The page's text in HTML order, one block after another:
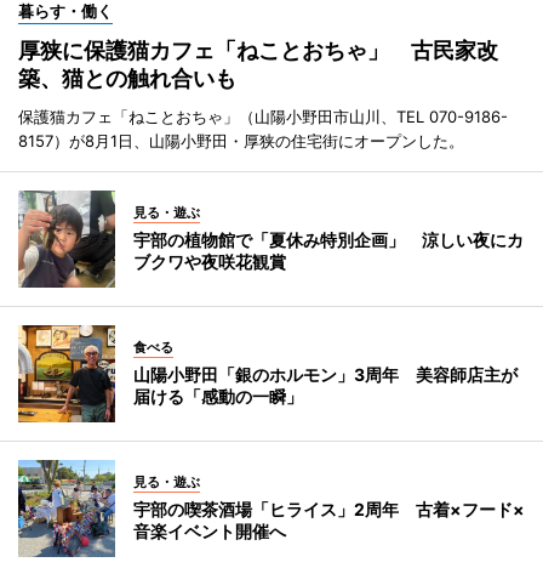
暮らす・働く
厚狭に保護猫カフェ「ねことおちゃ」 古民家改
築、猫との触れ合いも
保護猫カフェ「ねことおちゃ」（山陽小野田市山川、TEL 070-9186-
8157）が8月1日、山陽小野田・厚狭の住宅街にオープンした。
見る・遊ぶ
宇部の植物館で「夏休み特別企画」 涼しい夜にカ
ブクワや夜咲花観賞
食べる
山陽小野田「銀のホルモン」3周年 美容師店主が
届ける「感動の一瞬」
見る・遊ぶ
宇部の喫茶酒場「ヒライス」2周年 古着×フード×
音楽イベント開催へ